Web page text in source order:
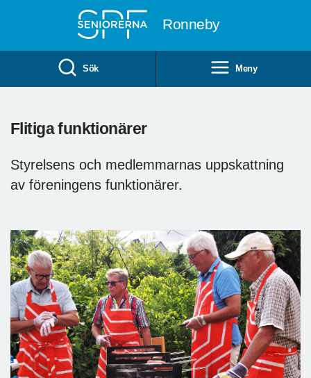
Ronneby
Sök Meny
Flitiga funktionärer
Styrelsens och medlemmarnas uppskattning
av föreningens funktionärer.